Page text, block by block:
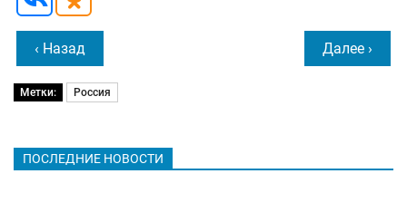
‹ Назад Далее ›
Метки: Россия
ПОСЛЕДНИЕ НОВОСТИ